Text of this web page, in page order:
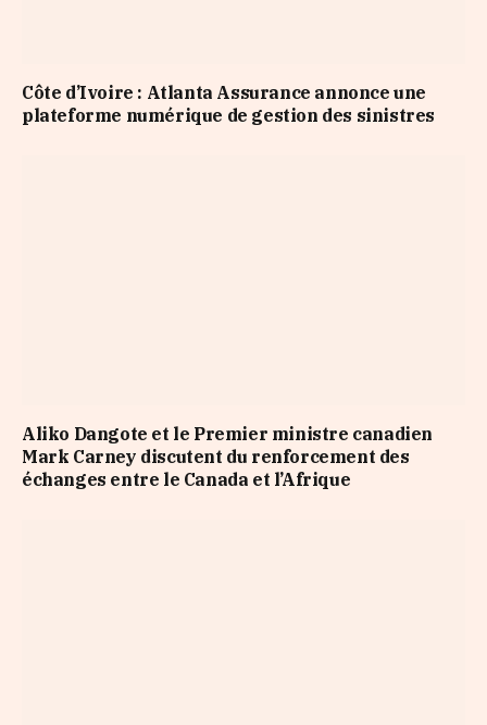
Côte d’Ivoire : Atlanta Assurance annonce une
plateforme numérique de gestion des sinistres
Aliko Dangote et le Premier ministre canadien
Mark Carney discutent du renforcement des
échanges entre le Canada et l’Afrique